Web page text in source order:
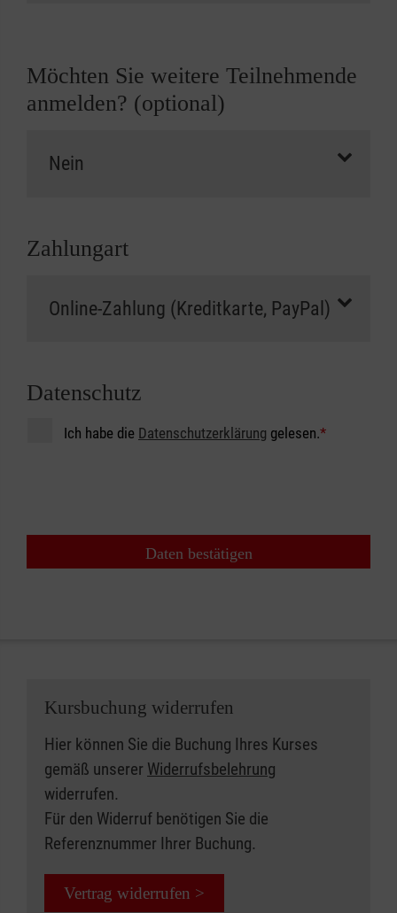
Möchten Sie weitere Teilnehmende
anmelden? (optional)
Zahlungart
Datenschutz
Ich habe die Datenschutzerklärung gelesen.*
Daten bestätigen
Kursbuchung widerrufen
Hier können Sie die Buchung Ihres Kurses
gemäß unserer Widerrufsbelehrung
widerrufen.
Für den Widerruf benötigen Sie die
Referenznummer Ihrer Buchung.
Vertrag widerrufen >